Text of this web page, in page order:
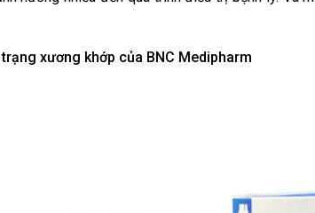
xương khớp của BNC Medipharm